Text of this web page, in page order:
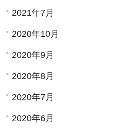
2021年7月
2020年10月
2020年9月
2020年8月
2020年7月
2020年6月